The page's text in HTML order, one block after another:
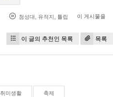
첨성대 유적지 튤립 이 게시물을
이 글의 추천인 목록 목록
취미생활 축제